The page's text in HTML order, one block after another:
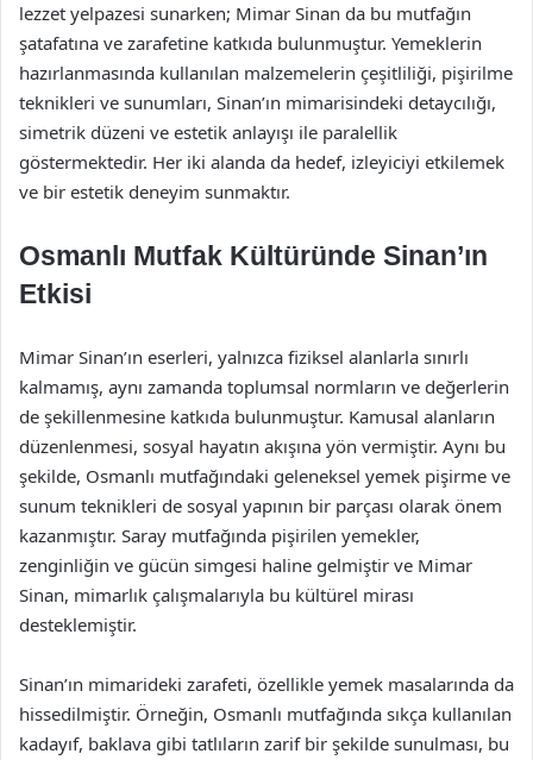
lezzet yelpazesi sunarken; Mimar Sinan da bu mutfağın
şatafatına ve zarafetine katkıda bulunmuştur. Yemeklerin
hazırlanmasında kullanılan malzemelerin çeşitliliği, pişirilme
teknikleri ve sunumları, Sinan’ın mimarisindeki detaycılığı,
simetrik düzeni ve estetik anlayışı ile paralellik
göstermektedir. Her iki alanda da hedef, izleyiciyi etkilemek
ve bir estetik deneyim sunmaktır.
Osmanlı Mutfak Kültüründe Sinan’ın
Etkisi
Mimar Sinan’ın eserleri, yalnızca fiziksel alanlarla sınırlı
kalmamış, aynı zamanda toplumsal normların ve değerlerin
de şekillenmesine katkıda bulunmuştur. Kamusal alanların
düzenlenmesi, sosyal hayatın akışına yön vermiştir. Aynı bu
şekilde, Osmanlı mutfağındaki geleneksel yemek pişirme ve
sunum teknikleri de sosyal yapının bir parçası olarak önem
kazanmıştır. Saray mutfağında pişirilen yemekler,
zenginliğin ve gücün simgesi haline gelmiştir ve Mimar
Sinan, mimarlık çalışmalarıyla bu kültürel mirası
desteklemiştir.
Sinan’ın mimarideki zarafeti, özellikle yemek masalarında da
hissedilmiştir. Örneğin, Osmanlı mutfağında sıkça kullanılan
kadayıf, baklava gibi tatlıların zarif bir şekilde sunulması, bu